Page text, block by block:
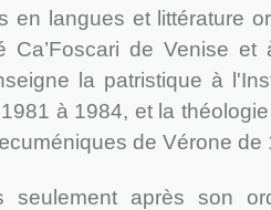
en langues et littérature
Ca’Foscari de Venise et
la patristique à
à 1984, et la
de Vérone de
après son